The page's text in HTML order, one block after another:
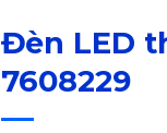
Đèn LED
7608229